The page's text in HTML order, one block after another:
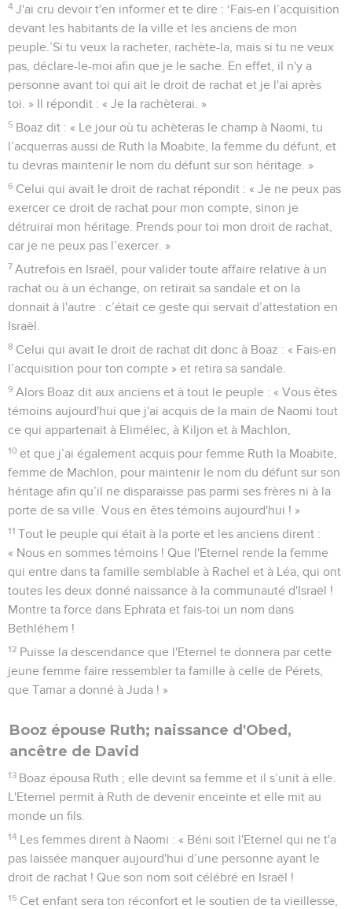
4 J'ai cru devoir t'en informer et te dire : ‘Fais-en l’acquisition
devant les habitants de la ville et les anciens de mon
peuple.’Si tu veux la racheter, rachète-la, mais si tu ne veux
pas, déclare-le-moi afin que je le sache. En effet, il n'y a
personne avant toi qui ait le droit de rachat et je l'ai après
toi. » Il répondit : « Je la rachèterai. »
5 Boaz dit : « Le jour où tu achèteras le champ à Naomi, tu
l’acquerras aussi de Ruth la Moabite, la femme du défunt, et
tu devras maintenir le nom du défunt sur son héritage. »
6 Celui qui avait le droit de rachat répondit : « Je ne peux pas
exercer ce droit de rachat pour mon compte, sinon je
détruirai mon héritage. Prends pour toi mon droit de rachat,
car je ne peux pas l’exercer. »
7 Autrefois en Israël, pour valider toute affaire relative à un
rachat ou à un échange, on retirait sa sandale et on la
donnait à l'autre : c’était ce geste qui servait d’attestation en
Israël.
8 Celui qui avait le droit de rachat dit donc à Boaz : « Fais-en
l’acquisition pour ton compte » et retira sa sandale.
9 Alors Boaz dit aux anciens et à tout le peuple : « Vous êtes
témoins aujourd'hui que j'ai acquis de la main de Naomi tout
ce qui appartenait à Elimélec, à Kiljon et à Machlon,
10 et que j’ai également acquis pour femme Ruth la Moabite,
femme de Machlon, pour maintenir le nom du défunt sur son
héritage afin qu’il ne disparaisse pas parmi ses frères ni à la
porte de sa ville. Vous en êtes témoins aujourd'hui ! »
11 Tout le peuple qui était à la porte et les anciens dirent :
« Nous en sommes témoins ! Que l'Eternel rende la femme
qui entre dans ta famille semblable à Rachel et à Léa, qui ont
toutes les deux donné naissance à la communauté d'Israël !
Montre ta force dans Ephrata et fais-toi un nom dans
Bethléhem !
12 Puisse la descendance que l'Eternel te donnera par cette
jeune femme faire ressembler ta famille à celle de Pérets,
que Tamar a donné à Juda ! »
Booz épouse Ruth; naissance d'Obed,
ancêtre de David
13 Boaz épousa Ruth ; elle devint sa femme et il s’unit à elle.
L'Eternel permit à Ruth de devenir enceinte et elle mit au
monde un fils.
14 Les femmes dirent à Naomi : « Béni soit l'Eternel qui ne t'a
pas laissée manquer aujourd'hui d’une personne ayant le
droit de rachat ! Que son nom soit célébré en Israël !
15 Cet enfant sera ton réconfort et le soutien de ta vieillesse,